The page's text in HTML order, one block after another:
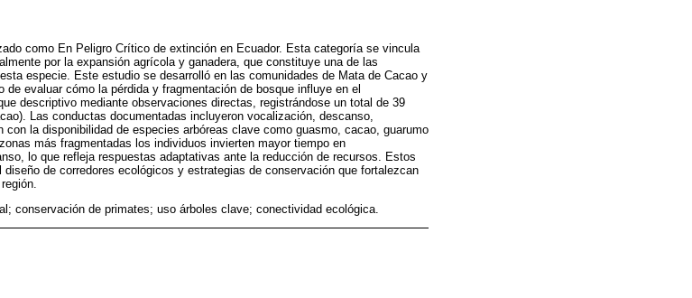
como En Peligro Crítico de extinción en Ecuador. Esta categoría se vincula
por la expansión agrícola y ganadera, que constituye una de las
especie. Este estudio se desarrolló en las comunidades de Mata de Cacao y
evaluar cómo la pérdida y fragmentación de bosque influye en el
descriptivo mediante observaciones directas, registrándose un total de 39
Las conductas documentadas incluyeron vocalización, descanso,
la disponibilidad de especies arbóreas clave como guasmo, cacao, guarumo
más fragmentadas los individuos invierten mayor tiempo en
lo que refleja respuestas adaptativas ante la reducción de recursos. Estos
de corredores ecológicos y estrategias de conservación que fortalezcan
conservación de primates; uso árboles clave; conectividad ecológica.